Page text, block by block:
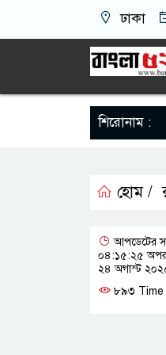
ঢাকা
শিরোনাম :
ইসিজি চেক কেন প্রয়োজন
মোঃ আঃ খালেকের ইন্তেকাল
ড্রাম, মাদক কারবারি আটক
হোম /
আপডেটের
০৪:১৫:২৫
২৪ অগাস্ট
৮৯৩ Time